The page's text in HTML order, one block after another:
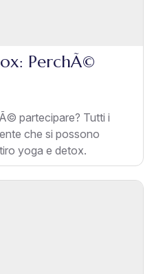
PerchÃ©
partecipare? Tutti i
che si possono
yoga e detox.